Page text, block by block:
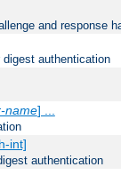
and response
authentication
name] ...
int]
authentication